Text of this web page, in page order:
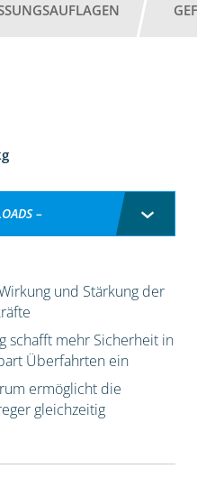
–
und Stärkung der
schafft mehr Sicherheit in
Überfahrten ein
ermöglicht die
gleichzeitig